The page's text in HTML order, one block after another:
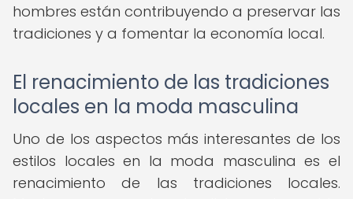
hombres están contribuyendo a preservar las
tradiciones y a fomentar la economía local.
El renacimiento de las tradiciones
locales en la moda masculina
Uno de los aspectos más interesantes de los
estilos locales en la moda masculina es el
renacimiento de las tradiciones locales.